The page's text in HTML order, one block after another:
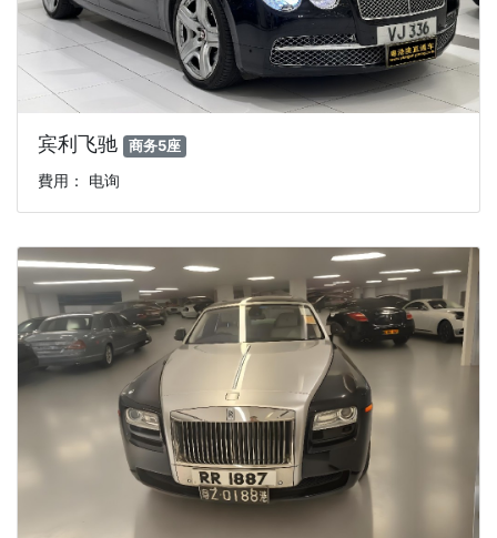
宾利飞驰 商务5座
費用： 电询